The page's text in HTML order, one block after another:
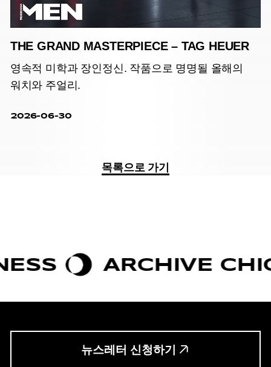
THE GRAND MASTERPIECE – TAG HEUER
영속적 미학과 장인정신. 작품으로 명명될 올해의
워치와 주얼리.
2026-06-30
목록으로 가기
ARCHIVE CHIC
뉴스레터 신청하기